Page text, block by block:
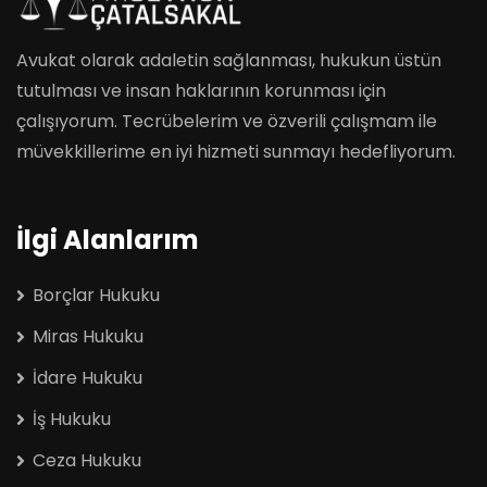
Avukat olarak adaletin sağlanması, hukukun üstün
tutulması ve insan haklarının korunması için
çalışıyorum. Tecrübelerim ve özverili çalışmam ile
müvekkillerime en iyi hizmeti sunmayı hedefliyorum.
İlgi Alanlarım
Borçlar Hukuku
Miras Hukuku
İdare Hukuku
İş Hukuku
Ceza Hukuku